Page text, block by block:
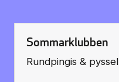
Sommarklubben
Rundpingis & pyssel